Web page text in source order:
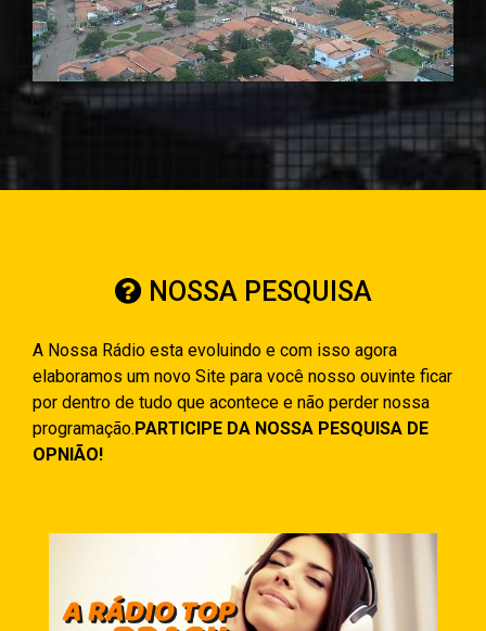
NOSSA PESQUISA
A Nossa Rádio esta evoluindo e com isso agora
elaboramos um novo Site para você nosso ouvinte ficar
por dentro de tudo que acontece e não perder nossa
programação.PARTICIPE DA NOSSA PESQUISA DE
OPNIÃO!